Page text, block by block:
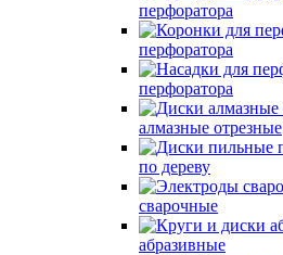
перфоратора
перфоратора
перфоратора
алмазные отрезные
по дереву
сварочные
абразивные